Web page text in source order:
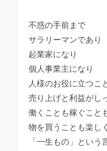
不惑の手前まで
サラリーマンであり
起業家になり
個人事業主になり
人様のお役に立つこ
売り上げと利益がし
働くことも稼ぐこと
物を買うことも楽し
「一生もの」という